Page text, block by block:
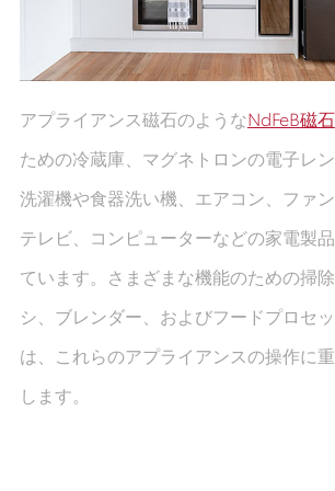
アプライアンス磁石のようなNdFeB磁石
ための冷蔵庫、マグネトロンの電子レ
洗濯機や食器洗い機、エアコン、ファン
テレビ、コンピューターなどの家電製
ています。さまざまな機能のための掃
シ、ブレンダー、およびフードプロセ
は、これらのアプライアンスの操作に
します。